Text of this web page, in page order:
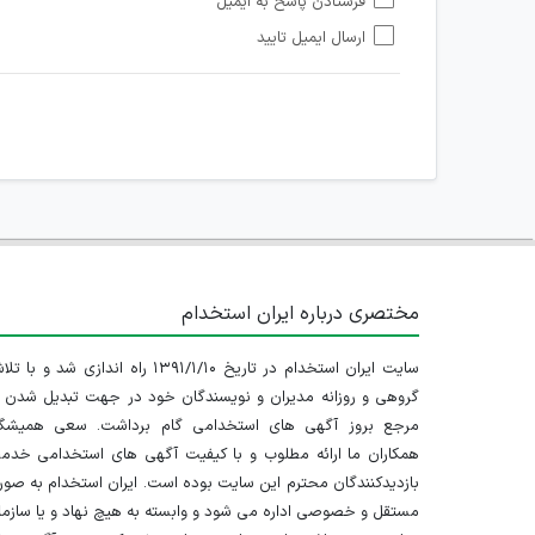
هرگونه تحریک، تحقیر و کنایه به سایر افراد (مسئول و
امکان هماهنگی برای هرگونه ملاقات حضوری چه به
ارسال ایمیل تایید
مختصری درباره ایران استخدام
سایت ایران استخدام در تاریخ ۱۳۹۱/۱/۱۰ راه اندازی شد و
گروهی و روزانه مدیران و نویسندگان خود در جهت تبدیل شدن
مرجع بروز آگهی های استخدامی گام برداشت. سعی
همکاران ما ارائه مطلوب و با کیفیت آگهی های استخدامی
بازدیدکنندگان محترم این سایت بوده است. ایران استخدام به
مستقل و خصوصی اداره می شود و وابسته به هیچ نهاد و یا